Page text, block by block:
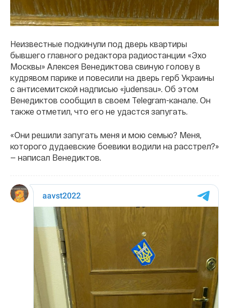
Неизвестные подкинули под дверь квартиры
бывшего главного редактора радиостанции «Эхо
Москвы» Алексея Венедиктова свиную голову в
кудрявом парике и повесили на дверь герб Украины
c антисемитской надписью «judensau». Об этом
Венедиктов сообщил в своем Telegram-канале. Он
также отметил, что его не удастся запугать.
«Они решили запугать меня и мою семью? Меня,
которого дудаевские боевики водили на расстрел?»
— написал Венедиктов.